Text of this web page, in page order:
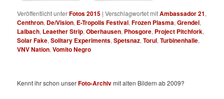
Veröffentlicht unterFotos 2015 |Verschlagwortet mitAmbassador 21,
Centhron, De/Vision, E-Tropolis Festival,Frozen Plasma,Grendel,
Laibach, Leaether Strip,Oberhausen, Phosgore, Project Pitchfork,
Solar Fake,Solitary Experiments,Spetsnaz,Torul,Turbinenhalle,
VNV Nation,Vomito Negro
Kennt ihr schon unserFoto-Archivmit alten Bildern ab 2009?